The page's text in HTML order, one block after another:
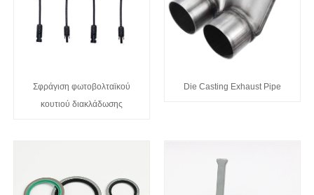
Σφράγιση φωτοβολταϊκού
κουτιού διακλάδωσης
Die Casting Exhaust Pipe